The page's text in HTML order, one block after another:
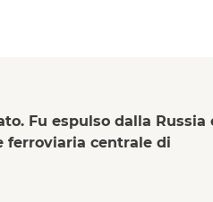
Fu espulso dalla Russia
ferroviaria centrale di